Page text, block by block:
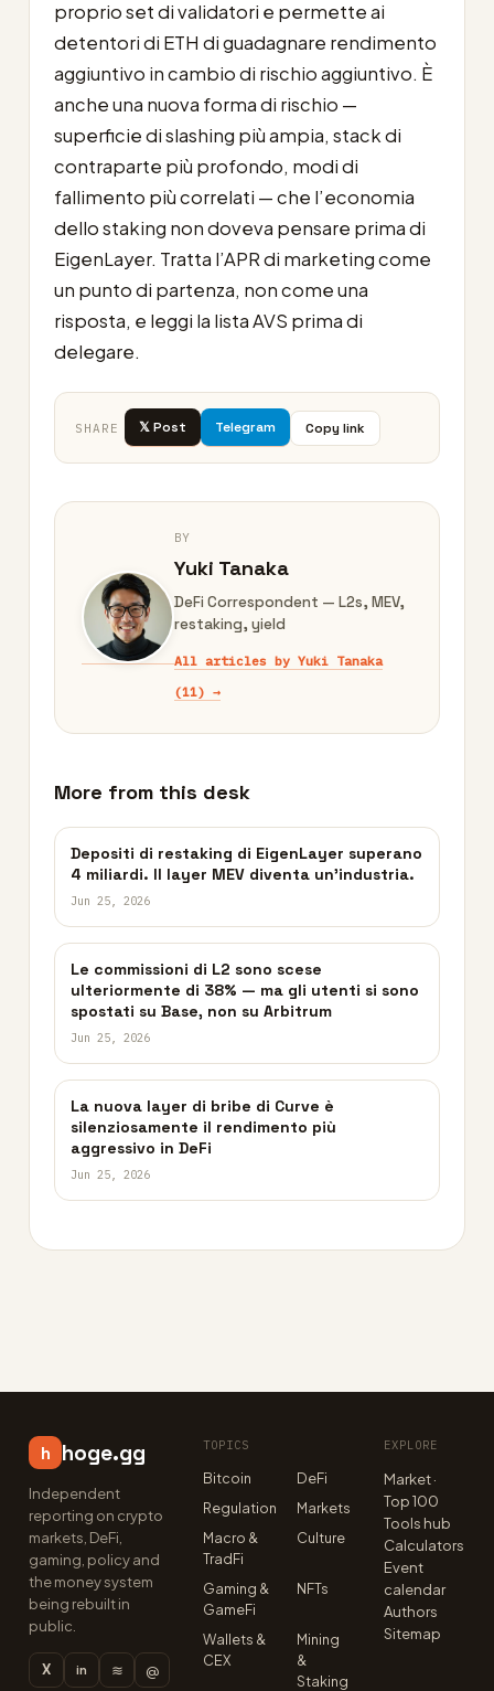
proprio set di validatori e permette ai
detentori di ETH di guadagnare rendimento
aggiuntivo in cambio di rischio aggiuntivo. È
anche una nuova forma di rischio —
superficie di slashing più ampia, stack di
contraparte più profondo, modi di
fallimento più correlati — che l’economia
dello staking non doveva pensare prima di
EigenLayer. Tratta l’APR di marketing come
un punto di partenza, non come una
risposta, e leggi la lista AVS prima di
delegare.
SHARE 𝕏 Post Telegram Copy link
BY
Yuki Tanaka
DeFi Correspondent — L2s, MEV,
restaking, yield
All articles by Yuki Tanaka
(11) →
More from this desk
Depositi di restaking di EigenLayer superano
4 miliardi. Il layer MEV diventa un’industria.
Jun 25, 2026
Le commissioni di L2 sono scese
ulteriormente di 38% — ma gli utenti si sono
spostati su Base, non su Arbitrum
Jun 25, 2026
La nuova layer di bribe di Curve è
silenziosamente il rendimento più
aggressivo in DeFi
Jun 25, 2026
h hoge.gg
Independent
reporting on crypto
markets, DeFi,
gaming, policy and
the money system
being rebuilt in
public.
X in ≋ @
TOPICS
Bitcoin
DeFi
Regulation
Markets
Macro &
TradFi
Culture
Gaming &
GameFi
NFTs
Wallets &
CEX
Mining
&
Staking
EXPLORE
Market ·
Top 100
Tools hub
Calculators
Event
calendar
Authors
Sitemap